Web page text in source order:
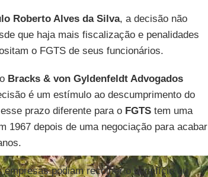
Roberto Alves da Silva, a decisão não
que haja mais fiscalização e penalidades
o FGTS de seus funcionários.
Bracks & von Gyldenfeldt Advogados
é um estímulo ao descumprimento do
prazo diferente para o FGTStem uma
1967 depois de uma negociação para acabar
podiam recolher o benefício ou